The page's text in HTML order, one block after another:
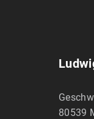
80539